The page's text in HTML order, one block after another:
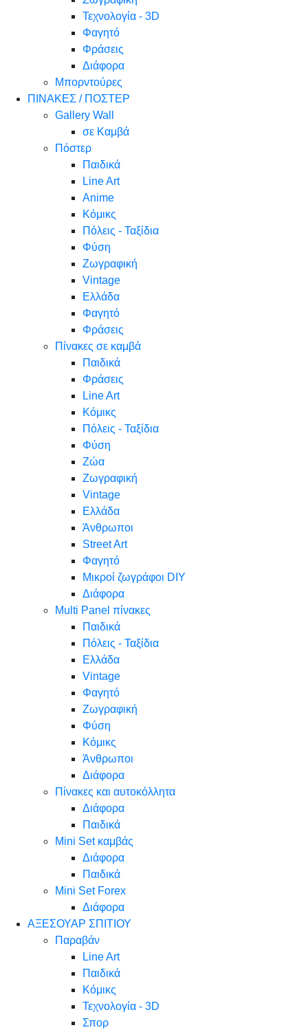
Τεχνολογία - 3D
Φαγητό
Φράσεις
Διάφορα
Μπορντούρες
ΠΙΝΑΚΕΣ / ΠΟΣΤΕΡ
Gallery Wall
σε Καμβά
Πόστερ
Παιδικά
Line Art
Anime
Κόμικς
Πόλεις - Ταξίδια
Φύση
Ζωγραφική
Vintage
Ελλάδα
Φαγητό
Φράσεις
Πίνακες σε καμβά
Παιδικά
Φράσεις
Line Art
Κόμικς
Πόλεις - Ταξίδια
Φύση
Ζώα
Ζωγραφική
Vintage
Ελλάδα
Άνθρωποι
Street Art
Φαγητό
Μικροί ζωγράφοι DIY
Διάφορα
Multi Panel πίνακες
Παιδικά
Πόλεις - Ταξίδια
Ελλάδα
Vintage
Φαγητό
Ζωγραφική
Φύση
Κόμικς
Άνθρωποι
Διάφορα
Πίνακες και αυτοκόλλητα
Διάφορα
Παιδικά
Mini Set καμβάς
Διάφορα
Παιδικά
Mini Set Forex
Διάφορα
ΑΞΕΣΟΥΑΡ ΣΠΙΤΙΟΥ
Παραβάν
Line Art
Παιδικά
Κόμικς
Τεχνολογία - 3D
Σπορ